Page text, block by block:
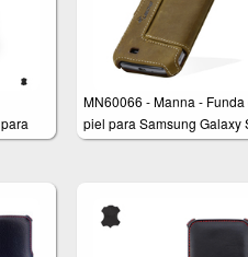
MN60066 - Manna - Funda
piel para Samsung Galaxy